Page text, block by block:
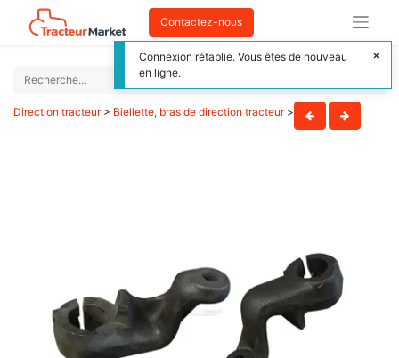
Contactez-nous
Direction tracteur> Biellette, bras de direction tracteur>
Connexion rétablie. Vous êtes de nouveau
en ligne.